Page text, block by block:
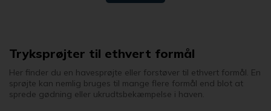
Tryksprøjter til ethvert formål
Her finder du en havesprøjte eller forstøver til ethvert formål. En
sprøjte kan nemlig bruges til mange flere formål end blot at
sprede gødning eller ukrudtsbekæmpelse i haven.